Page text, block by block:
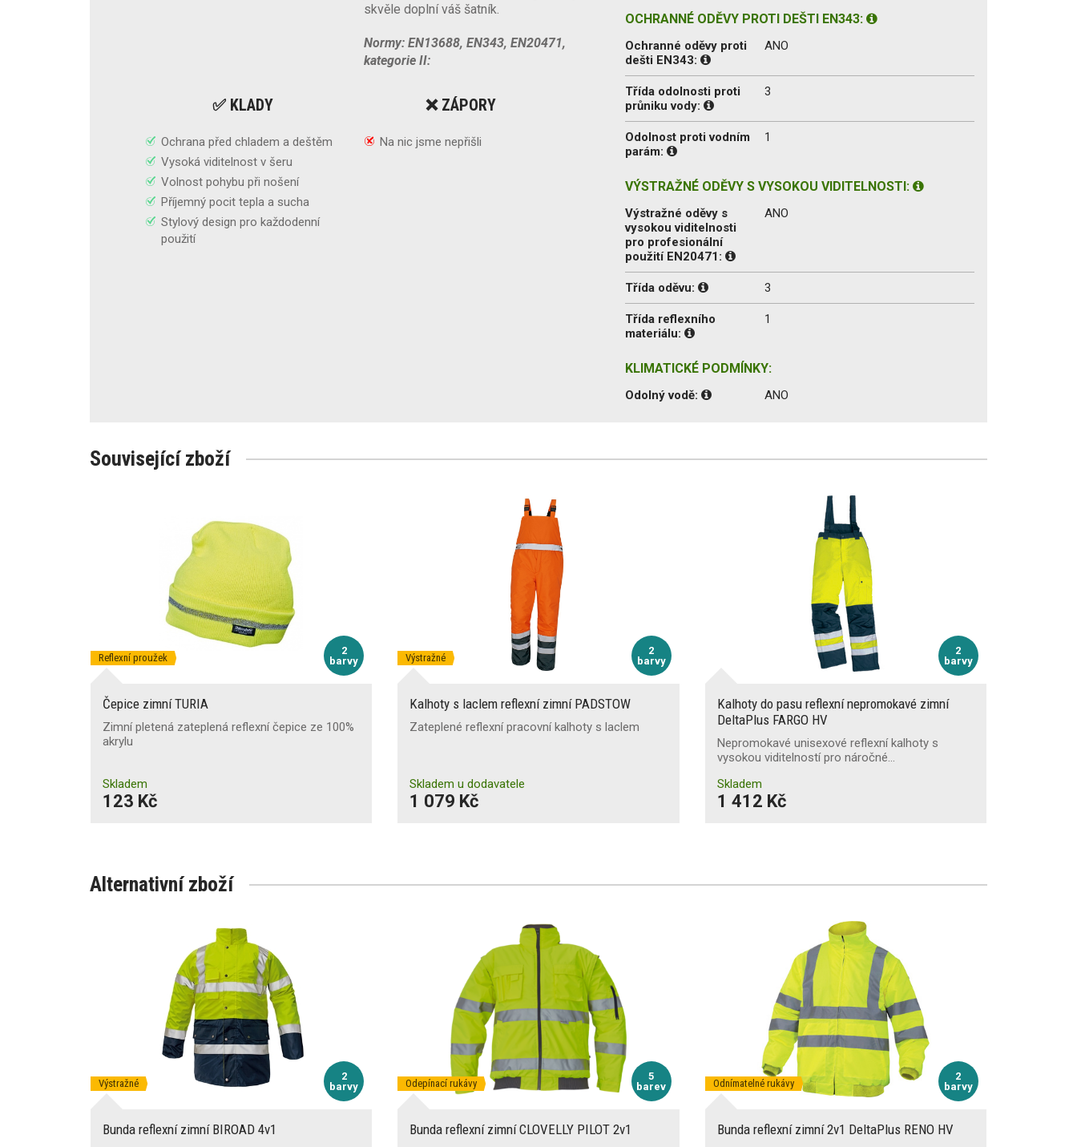
skvěle doplní váš šatník.
Normy: EN13688, EN343, EN20471,
kategorie II:
✅ KLADY
Ochrana před chladem a deštěm
Vysoká viditelnost v šeru
Volnost pohybu při nošení
Příjemný pocit tepla a sucha
Stylový design pro každodenní
použití
❌ ZÁPORY
Na nic jsme nepřišli
OCHRANNÉ ODĚVY PROTI DEŠTI EN343:
Ochranné oděvy proti
dešti EN343:
ANO
Třída odolnosti proti
průniku vody:
3
Odolnost proti vodním
parám:
1
VÝSTRAŽNÉ ODĚVY S VYSOKOU VIDITELNOSTI:
Výstražné oděvy s
vysokou viditelnosti
pro profesionální
použití EN20471:
ANO
Třída oděvu: 3
Třída reflexního
materiálu:
1
KLIMATICKÉ PODMÍNKY:
Odolný vodě: ANO
Související zboží
2
barvy
Reflexní proužek
Čepice zimní TURIA
Zimní pletená zateplená reflexní čepice ze 100%
akrylu
Skladem
123 Kč
2
barvy
Výstražné
Kalhoty s laclem reflexní zimní PADSTOW
Zateplené reflexní pracovní kalhoty s laclem
Skladem u dodavatele
1 079 Kč
2
barvy
Kalhoty do pasu reflexní nepromokavé zimní
DeltaPlus FARGO HV
Nepromokavé unisexové reflexní kalhoty s
vysokou viditelností pro náročné…
Skladem
1 412 Kč
Alternativní zboží
2
barvy
Výstražné
Bunda reflexní zimní BIROAD 4v1
5
barev
Odepínací rukávy
Bunda reflexní zimní CLOVELLY PILOT 2v1
2
barvy
Odnímatelné rukávy
Bunda reflexní zimní 2v1 DeltaPlus RENO HV